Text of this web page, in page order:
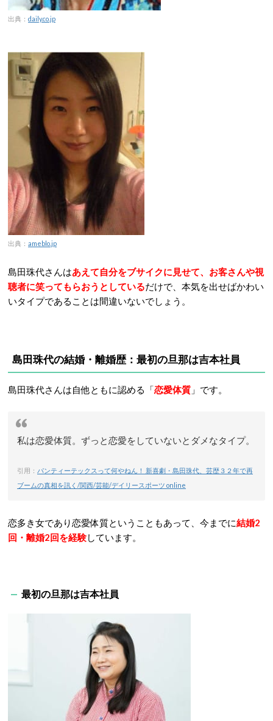
出典： daily.co.jp
出典： ameblo.jp
島田珠代さんはあえて自分をブサイクに見せて、お客さんや視
聴者に笑ってもらおうとしているだけで、本気を出せばかわい
いタイプであることは間違いないでしょう。
島田珠代の結婚・離婚歴：最初の旦那は吉本社員
島田珠代さんは自他ともに認める「恋愛体質 」です。
私は恋愛体質。ずっと恋愛をしていないとダメなタイプ。
引用： パンティーテックスって何やねん！ 新喜劇・島田珠代、芸歴３２年で再
ブームの真相を訊く/関西/芸能/デイリースポーツ online
恋多き女であり恋愛体質ということもあって、今までに結婚2
回・離婚2回を経験しています。
最初の旦那は吉本社員